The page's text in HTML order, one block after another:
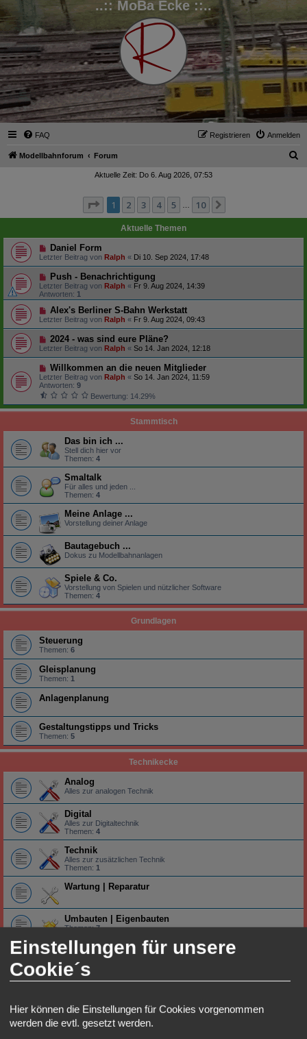
..:: MoBa Ecke ::..
FAQ Anmelden
Registrieren
Modellbahnforum Forum
e
Aktuelle Zeit: Do 6. Aug 2026, 07:53
Seite 1von 10
1 2 3 4 5 10
Aktuelle Themen
Daniel Form
Letzter Beitrag von Ralph « Di 10. Sep 2024, 17:48
Push - Benachrichtigung
Letzter Beitrag von Ralph « Fr 9. Aug 2024, 14:39
Antworten: 1
Alex's Berliner S-Bahn Werkstatt
Letzter Beitrag von Ralph « Fr 9. Aug 2024, 09:43
2024 - was sind eure Pläne?
Letzter Beitrag von Ralph « So 14. Jan 2024, 12:18
Willkommen an die neuen Mitglieder
Letzter Beitrag von Ralph « So 14. Jan 2024, 11:59
Antworten: 9
Bewertung: 14.29%
Stammtisch
Das bin ich ...
Stell dich hier vor
Themen: 4
Smaltalk
Für alles und jeden ...
Themen: 4
Meine Anlage ...
Vorstellung deiner Anlage
Bautagebuch ...
Dokus zu Modellbahnanlagen
Spiele & Co.
Vorstellung von Spielen und nützlicher Software
Themen: 4
Grundlagen
Steuerung
Themen: 6
Gleisplanung
Themen: 1
Anlagenplanung
Gestaltungstipps und Tricks
Themen: 5
Technikecke
Analog
Alles zur analogen Technik
Digital
Alles zur Digitaltechnik
Themen: 4
Technik
Alles zur zusätzlichen Technik
Themen: 1
Wartung | Reparatur
Umbauten | Eigenbauten
Themen:7
Stadt, Land, Fluss
Straßenverkehr
Stadtgestaltung
Alles was in die Stadt gehört
Themen:1
Einstellungen für unsere
Cookie´s
Hier können die Einstellungen für Cookies vorgenommen
werden die evtl. gesetzt werden.